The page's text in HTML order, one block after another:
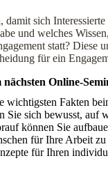
sich
und welches
statt? Diese
für ein
Online-
wichtigsten Fakten
Sie sich bewusst, auf
können Sie
für Ihre Arbeit
für Ihren